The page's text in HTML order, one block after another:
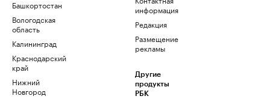
Башкортостан
Вологодская
область
Калининград
Краснодарский
край
Нижний
Новгород
информация
Редакция
Размещение
рекламы
Другие
продукты
РБК